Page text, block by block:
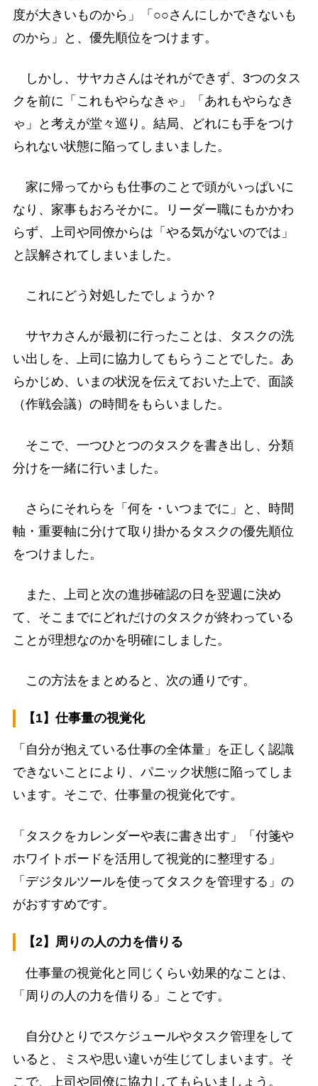
度が大きいものから」「○○さんにしかできないも
のから」と、優先順位をつけます。
しかし、サヤカさんはそれができず、3つのタス
クを前に「これもやらなきゃ」「あれもやらなき
ゃ」と考えが堂々巡り。結局、どれにも手をつけ
られない状態に陥ってしまいました。
家に帰ってからも仕事のことで頭がいっぱいに
なり、家事もおろそかに。リーダー職にもかかわ
らず、上司や同僚からは「やる気がないのでは」
と誤解されてしまいました。
これにどう対処したでしょうか？
サヤカさんが最初に行ったことは、タスクの洗
い出しを、上司に協力してもらうことでした。あ
らかじめ、いまの状況を伝えておいた上で、面談
（作戦会議）の時間をもらいました。
そこで、一つひとつのタスクを書き出し、分類
分けを一緒に行いました。
さらにそれらを「何を・いつまでに」と、時間
軸・重要軸に分けて取り掛かるタスクの優先順位
をつけました。
また、上司と次の進捗確認の日を翌週に決め
て、そこまでにどれだけのタスクが終わっている
ことが理想なのかを明確にしました。
この方法をまとめると、次の通りです。
【1】仕事量の視覚化
「自分が抱えている仕事の全体量」を正しく認識
できないことにより、パニック状態に陥ってしま
います。そこで、仕事量の視覚化です。
「タスクをカレンダーや表に書き出す」「付箋や
ホワイトボードを活用して視覚的に整理する」
「デジタルツールを使ってタスクを管理する」の
がおすすめです。
【2】周りの人の力を借りる
仕事量の視覚化と同じくらい効果的なことは、
「周りの人の力を借りる」ことです。
自分ひとりでスケジュールやタスク管理をして
いると、ミスや思い違いが生じてしまいます。そ
こで、上司や同僚に協力してもらいましょう。